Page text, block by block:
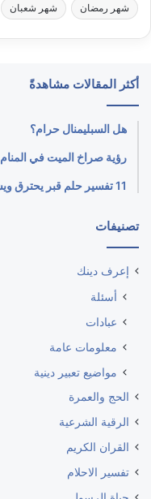
شهر رمضان شهر شعبان
أكثر المقالات مشاهدةً
هل السبليمنال حرام؟
رؤية صراخ الميت في المنام
11 تفسير حلم قبر يحترق ويشعل بشدة في المنام؟
تصنيفات
إعرف دينك
أسئلة
عبادات
معلومات عامة
مواضيع تعبير دينية
الحج والعمرة
الرقية الشرعية
القران الكريم
تفسير الاحلام